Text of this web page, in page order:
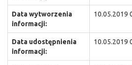
Data wytworzenia
informacji:
10.05.2019
Data udostępnienia
informacji:
10.05.2019